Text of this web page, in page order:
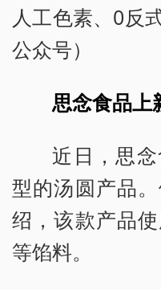
人工色素、0反
公众号）
思念食品上
近日，思
型的汤圆产品
绍，该款产品
等馅料。